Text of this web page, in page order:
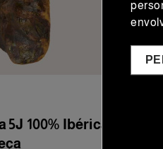
100% Ibérica 5